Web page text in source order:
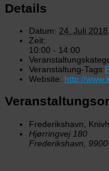
Details
Datum: 24. Juli 2018
Zeit:
10:00 - 14:00
Veranstaltung-Tags:
Website: http://
Frederikshavn,
Hjørringvej 180
Frederikshavn
9900